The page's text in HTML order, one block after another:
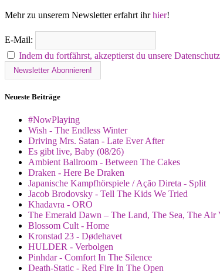
Mehr zu unserem Newsletter erfahrt ihrhier!
E-Mail:
Indem du fortfährst, akzeptierst du unsere
Neueste Beiträge
#NowPlaying
Wish - The Endless Winter
Driving Mrs. Satan - Late Ever After
Es gibt live, Baby (08/26)
Ambient Ballroom - Between The Cakes
Draken - Here Be Draken
Japanische Kampfhörspiele / Ação Direta - Split
Jacob Brodovsky - Tell The Kids We Tried
Khadavra - ORO
The Emerald Dawn – The Land, The Sea, The Air
Blossom Cult - Home
Kronstad 23 - Dødehavet
HULDER - Verbolgen
Pinhdar - Comfort In The Silence
Death-Static - Red Fire In The Open